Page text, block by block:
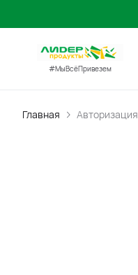
#МыВсёПривезем
Главная Авторизация